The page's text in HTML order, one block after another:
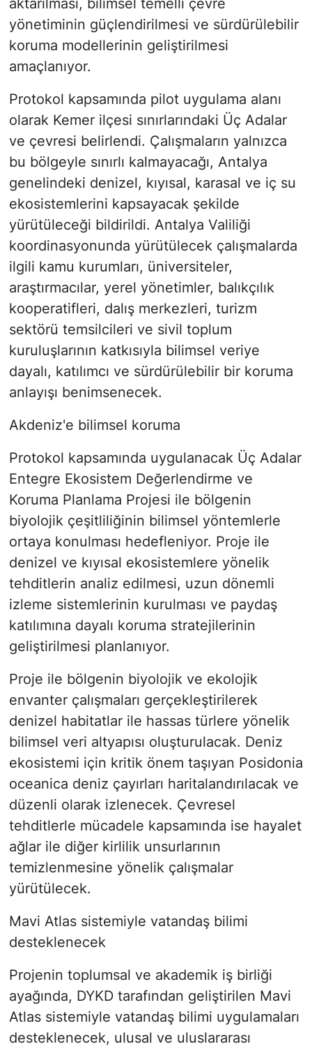
aktarılması, bilimsel temelli çevre
yönetiminin güçlendirilmesi ve sürdürülebilir
koruma modellerinin geliştirilmesi
amaçlanıyor.
Protokol kapsamında pilot uygulama alanı
olarak Kemer ilçesi sınırlarındaki Üç Adalar
ve çevresi belirlendi. Çalışmaların yalnızca
bu bölgeyle sınırlı kalmayacağı, Antalya
genelindeki denizel, kıyısal, karasal ve iç su
ekosistemlerini kapsayacak şekilde
yürütüleceği bildirildi. Antalya Valiliği
koordinasyonunda yürütülecek çalışmalarda
ilgili kamu kurumları, üniversiteler,
araştırmacılar, yerel yönetimler, balıkçılık
kooperatifleri, dalış merkezleri, turizm
sektörü temsilcileri ve sivil toplum
kuruluşlarının katkısıyla bilimsel veriye
dayalı, katılımcı ve sürdürülebilir bir koruma
anlayışı benimsenecek.
Akdeniz'e bilimsel koruma
Protokol kapsamında uygulanacak Üç Adalar
Entegre Ekosistem Değerlendirme ve
Koruma Planlama Projesi ile bölgenin
biyolojik çeşitliliğinin bilimsel yöntemlerle
ortaya konulması hedefleniyor. Proje ile
denizel ve kıyısal ekosistemlere yönelik
tehditlerin analiz edilmesi, uzun dönemli
izleme sistemlerinin kurulması ve paydaş
katılımına dayalı koruma stratejilerinin
geliştirilmesi planlanıyor.
Proje ile bölgenin biyolojik ve ekolojik
envanter çalışmaları gerçekleştirilerek
denizel habitatlar ile hassas türlere yönelik
bilimsel veri altyapısı oluşturulacak. Deniz
ekosistemi için kritik önem taşıyan Posidonia
oceanica deniz çayırları haritalandırılacak ve
düzenli olarak izlenecek. Çevresel
tehditlerle mücadele kapsamında ise hayalet
ağlar ile diğer kirlilik unsurlarının
temizlenmesine yönelik çalışmalar
yürütülecek.
Mavi Atlas sistemiyle vatandaş bilimi
desteklenecek
Projenin toplumsal ve akademik iş birliği
ayağında, DYKD tarafından geliştirilen Mavi
Atlas sistemiyle vatandaş bilimi uygulamaları
desteklenecek, ulusal ve uluslararası